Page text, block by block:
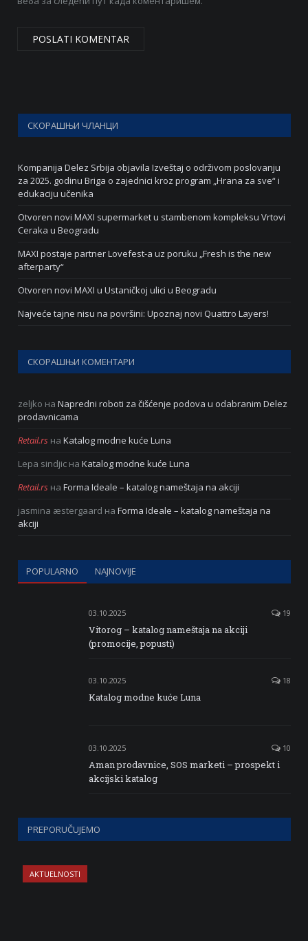
СКОРАШЊИ ЧЛАНЦИ
Kompanija Delez Srbija objavila Izveštaj o održivom poslovanju
za 2025. godinu Briga o zajednici kroz program „Hrana za sve“ i
edukaciju učenika
Otvoren novi MAXI supermarket u stambenom kompleksu Vrtovi
Ceraka u Beogradu
MAXI postaje partner Lovefest-a uz poruku „Fresh is the new
afterparty“
Otvoren novi MAXI u Ustaničkoj ulici u Beogradu
Najveće tajne nisu na površini: Upoznaj novi Quattro Layers!
СКОРАШЊИ КОМЕНТАРИ
zeljko на Napredni roboti za čišćenje podova u odabranim Delez
prodavnicama
Retail.rs на Katalog modne kuće Luna
Lepa sindjic на Katalog modne kuće Luna
Retail.rs на Forma Ideale – katalog nameštaja na akciji
jasmina æstergaard на Forma Ideale – katalog nameštaja na
akciji
POPULARNO NAJNOVIJE
03.10.2025 19
Vitorog – katalog nameštaja na akciji
(promocije, popusti)
03.10.2025 18
Katalog modne kuće Luna
03.10.2025 10
Aman prodavnice, SOS marketi – prospekt i
akcijski katalog
PREPORUČUJEMO
AKTUELNOSTI